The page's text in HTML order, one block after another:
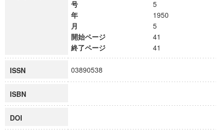
号
5
年
1950
月
5
開始ページ
41
終了ページ
41
ISSN 03890538
ISBN
DOI